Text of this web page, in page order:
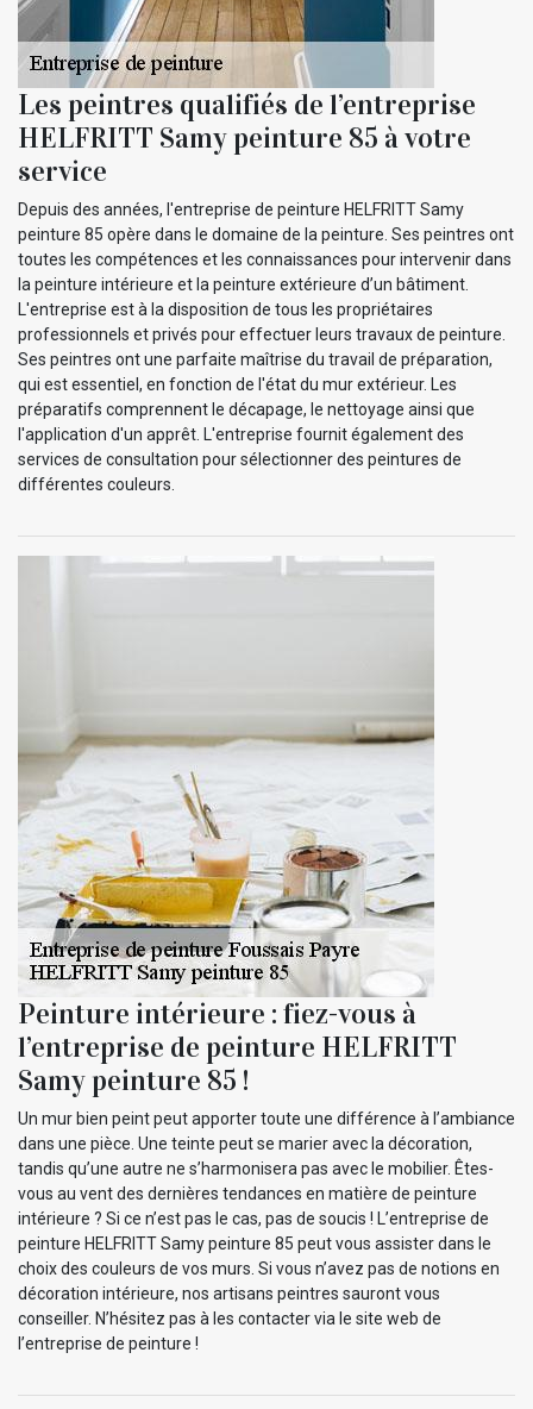
Les peintres qualifiés de l’entreprise
HELFRITT Samy peinture 85 à votre
service
Depuis des années, l'entreprise de peinture HELFRITT Samy
peinture 85 opère dans le domaine de la peinture. Ses peintres ont
toutes les compétences et les connaissances pour intervenir dans
la peinture intérieure et la peinture extérieure d’un bâtiment.
L'entreprise est à la disposition de tous les propriétaires
professionnels et privés pour effectuer leurs travaux de peinture.
Ses peintres ont une parfaite maîtrise du travail de préparation,
qui est essentiel, en fonction de l'état du mur extérieur. Les
préparatifs comprennent le décapage, le nettoyage ainsi que
l'application d'un apprêt. L'entreprise fournit également des
services de consultation pour sélectionner des peintures de
différentes couleurs.
Peinture intérieure : fiez-vous à
l’entreprise de peinture HELFRITT
Samy peinture 85 !
Un mur bien peint peut apporter toute une différence à l’ambiance
dans une pièce. Une teinte peut se marier avec la décoration,
tandis qu’une autre ne s’harmonisera pas avec le mobilier. Êtes-
vous au vent des dernières tendances en matière de peinture
intérieure ? Si ce n’est pas le cas, pas de soucis ! L’entreprise de
peinture HELFRITT Samy peinture 85 peut vous assister dans le
choix des couleurs de vos murs. Si vous n’avez pas de notions en
décoration intérieure, nos artisans peintres sauront vous
conseiller. N’hésitez pas à les contacter via le site web de
l’entreprise de peinture !